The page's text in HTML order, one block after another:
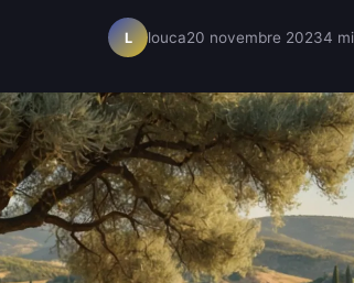
L louca20 novembre 20234